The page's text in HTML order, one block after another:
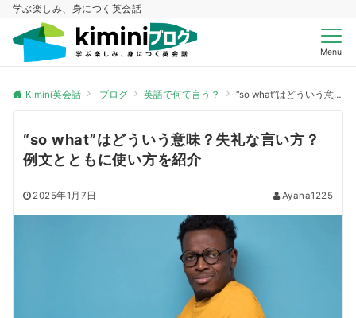
学ぶ楽しみ、身につく英会話
Menu
Kimini英会話 ブログ 英語で何て言う？ “so what”はどういう意味？失礼な言い方？例文とともに使い方を紹介
“so what”はどういう意味？失礼な言い方？
例文とともに使い方を紹介
2025年1月7日 Ayana1225